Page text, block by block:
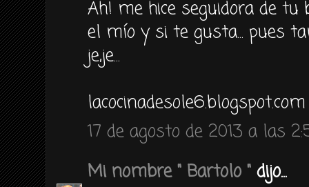
Ah! me hice seguidora de tu
el mío y si te gusta... pues
je,je...
lacocinadesole6.blogspot.com
17 de agosto de 2013 a las
Mi nombre " Bartolo " dijo...